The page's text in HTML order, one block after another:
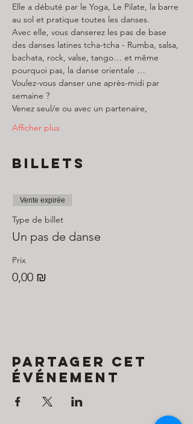
Elle a débuté par le Yoga, Le Pilate, la barre
au sol et pratique toutes les danses.
Avec elle, vous danserez les pas de base
des danses latines tcha-tcha - Rumba, salsa,
bachata, rock, valse, tango… et même
pourquoi pas, la danse orientale …
Voulez-vous danser une après-midi par
semaine ?
Venez seul/e ou avec un partenaire,
Afficher plus
Billets
Vente expirée
Type de billet
Un pas de danse
Prix
0,00 ₪
Partager cet
événement